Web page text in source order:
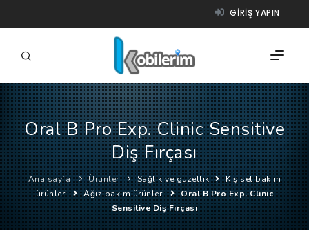
GIRIŞ YAPIN
FIRMALAR
ÜRÜNLER
NASIL ÇALIŞIR?
YARDIM
Oral B Pro Exp. Clinic Sensitive
Diş Fırçası
Ana sayfa Ürünler Sağlık ve güzellik
Kişisel bakım
ürünleri
Ağız bakım ürünleri
Oral B Pro Exp. Clinic
Sensitive Diş Fırçası